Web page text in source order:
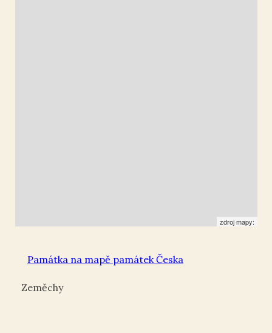
zdroj mapy:
Památka na mapě památek Česka
Zeměchy